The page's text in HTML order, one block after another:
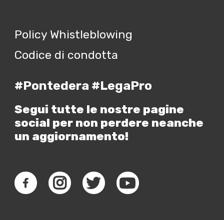
Policy Whistleblowing
Codice di condotta
#Pontedera #LegaPro
Segui tutte le nostre pagine
social per non perdere neanche
un aggiornamento!